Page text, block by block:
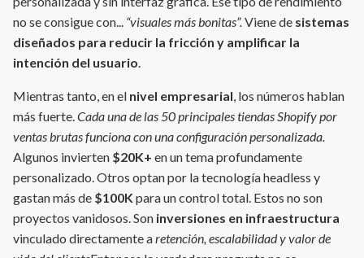
no se consigue con... “visuales más bonitas”.Viene de sistemas
diseñados para reducir la fricción y amplificar la
intención del usuario.
Mientras tanto, en el nivel empresarial, los números hablan
más fuerte.Cada una de las 50 principales tiendas Shopify por
ventas brutas funciona con una configuración personalizada.
Algunos invierten $20K+ en un tema profundamente
personalizado. Otros optan por la tecnología headless y
gastan más de $100K para un control total. Estos no son
proyectos vanidosos. Son inversiones en infraestructura
vinculado directamente aretención, escalabilidad y valor de